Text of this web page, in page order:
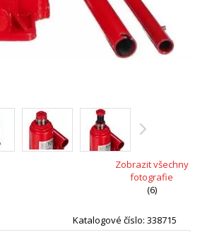
Zobrazit všechny
fotografie
(6)
Katalogové číslo: 338715